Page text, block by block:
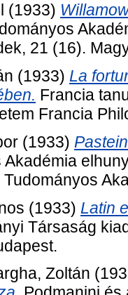
(1933)
21 (16).
(1933) La
Francia
Francia
(1933)
(1933) Latin
Társaság
Zoltán